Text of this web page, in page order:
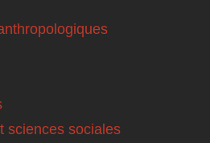
sciences sociales